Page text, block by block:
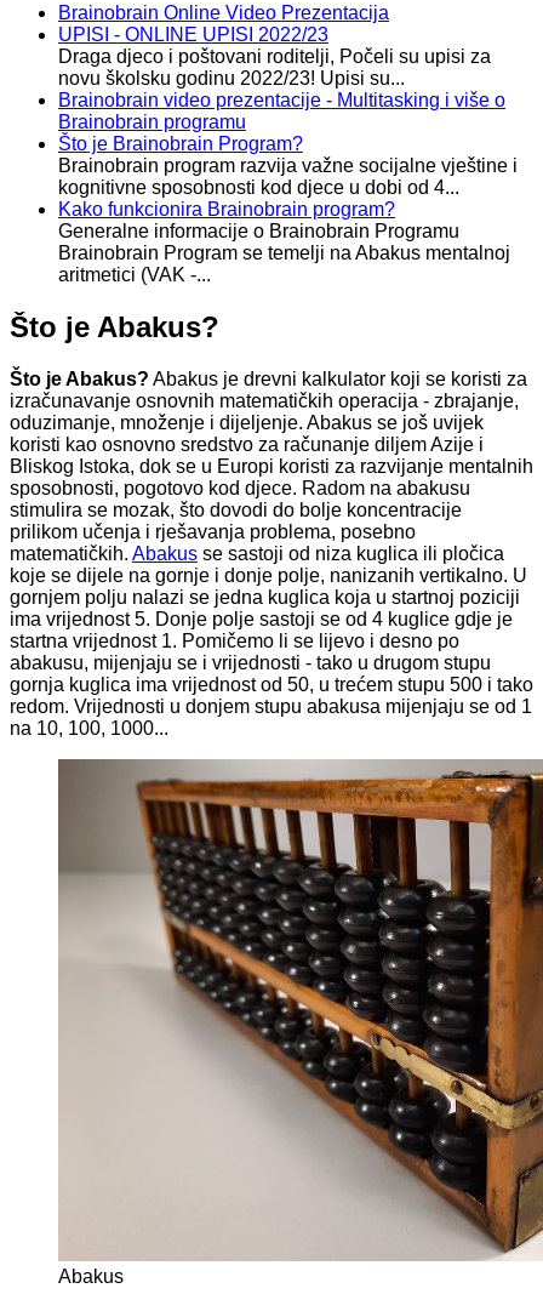
Brainobrain Online Video Prezentacija
UPISI - ONLINE UPISI 2022/23
Draga djeco i poštovani roditelji, Počeli su upisi za
novu školsku godinu 2022/23! Upisi su...
Brainobrain video prezentacije - Multitasking i više o
Brainobrain programu
Što je Brainobrain Program?
Brainobrain program razvija važne socijalne vještine i
kognitivne sposobnosti kod djece u dobi od 4...
Kako funkcionira Brainobrain program?
Generalne informacije o Brainobrain Programu
Brainobrain Program se temelji na Abakus mentalnoj
aritmetici (VAK -...
Što je Abakus?
Što je Abakus? Abakus je drevni kalkulator koji se koristi za
izračunavanje osnovnih matematičkih operacija - zbrajanje,
oduzimanje, množenje i dijeljenje. Abakus se još uvijek
koristi kao osnovno sredstvo za računanje diljem Azije i
Bliskog Istoka, dok se u Europi koristi za razvijanje mentalnih
sposobnosti, pogotovo kod djece. Radom na abakusu
stimulira se mozak, što dovodi do bolje koncentracije
prilikom učenja i rješavanja problema, posebno
matematičkih. Abakus se sastoji od niza kuglica ili pločica
koje se dijele na gornje i donje polje, nanizanih vertikalno. U
gornjem polju nalazi se jedna kuglica koja u startnoj poziciji
ima vrijednost 5. Donje polje sastoji se od 4 kuglice gdje je
startna vrijednost 1. Pomičemo li se lijevo i desno po
abakusu, mijenjaju se i vrijednosti - tako u drugom stupu
gornja kuglica ima vrijednost od 50, u trećem stupu 500 i tako
redom. Vrijednosti u donjem stupu abakusa mijenjaju se od 1
na 10, 100, 1000...
Abakus